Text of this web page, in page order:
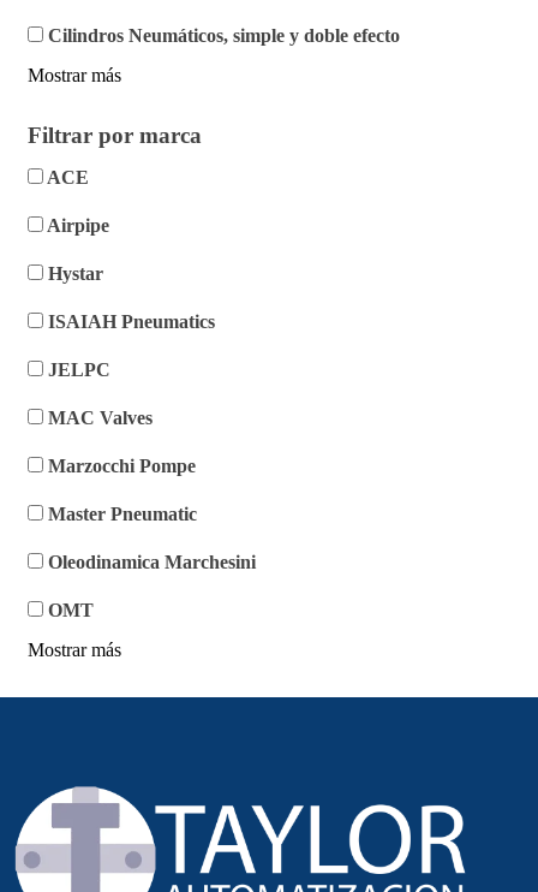
Cilindros Neumáticos, simple y doble efecto
Mostrar más
Filtrar por marca
ACE
Airpipe
Hystar
ISAIAH Pneumatics
JELPC
MAC Valves
Marzocchi Pompe
Master Pneumatic
Oleodinamica Marchesini
OMT
Mostrar más